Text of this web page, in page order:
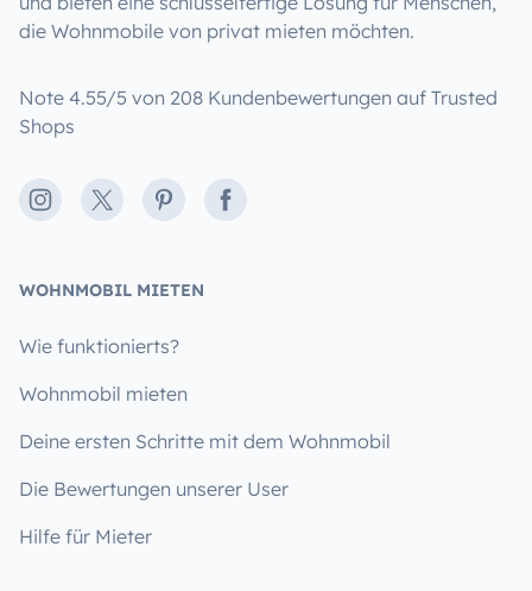
die Wohnmobile von privat mieten möchten.
Note 4.55/5 von 208 Kundenbewertungen auf Trusted
Shops
Instagram
X PinterestFacebook
WOHNMOBIL MIETEN
Wie funktionierts?
Wohnmobil mieten
Deine ersten Schritte mit dem Wohnmobil
Die Bewertungen unserer User
Hilfe für Mieter